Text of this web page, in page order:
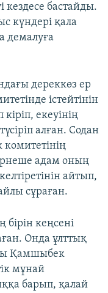
бастайды.
күндері қала
демалуға
дереккөз ер
істейтінін
екеуінің
алған. Содан
комитетінің
адам оның
айтып,
сұраған.
бірін кеңсені
Онда ұлттық
Қамшыбек
мұнай
барып, қалай